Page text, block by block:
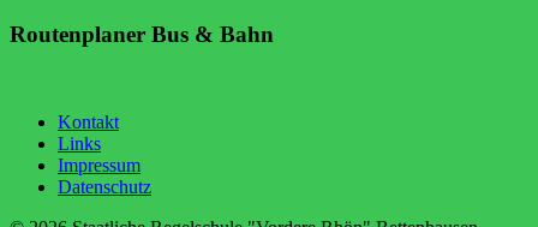
Routenplaner Bus & Bahn
Kontakt
Links
Impressum
Datenschutz